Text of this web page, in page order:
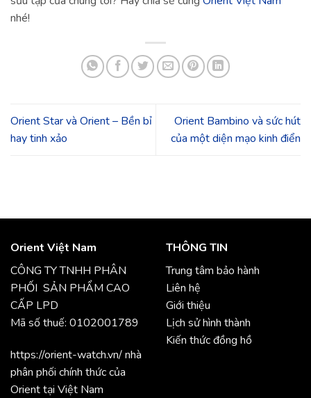
nhé!
Orient Star và Orient – Bền bỉ
hay tinh xảo
Orient Bambino và sức hút
của một diện mạo kinh điển
Orient Việt Nam
CÔNG TY TNHH PHÂN
PHỐI SẢN PHẨM CAO
CẤP LPD
Mã số thuế: 0102001789
https://orient-watch.vn/ nhà
phân phối chính thức của
Orient tại Việt Nam
THÔNG TIN
Trung tâm bảo hành
Liên hệ
Giới thiệu
Lịch sử hình thành
Kiến thức đồng hồ